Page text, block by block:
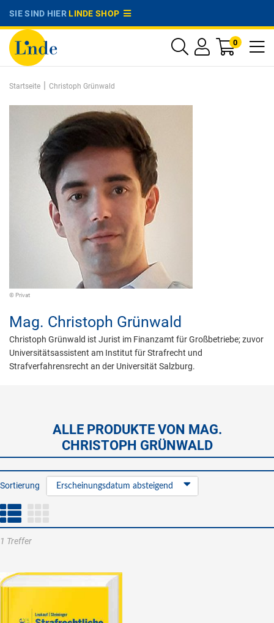
SIE SIND HIERLINDE SHOP
0
Startseite | Christoph Grünwald
© Privat
Mag. Christoph Grünwald
Christoph Grünwald ist Jurist im Finanzamt für Großbetriebe; zuvor
Universitätsassistent am Institut für Strafrecht und
Strafverfahrensrecht an der Universität Salzburg.
ALLE PRODUKTE VON MAG.
CHRISTOPH GRÜNWALD
Sortierung Erscheinungsdatum absteigend
1 Treffer